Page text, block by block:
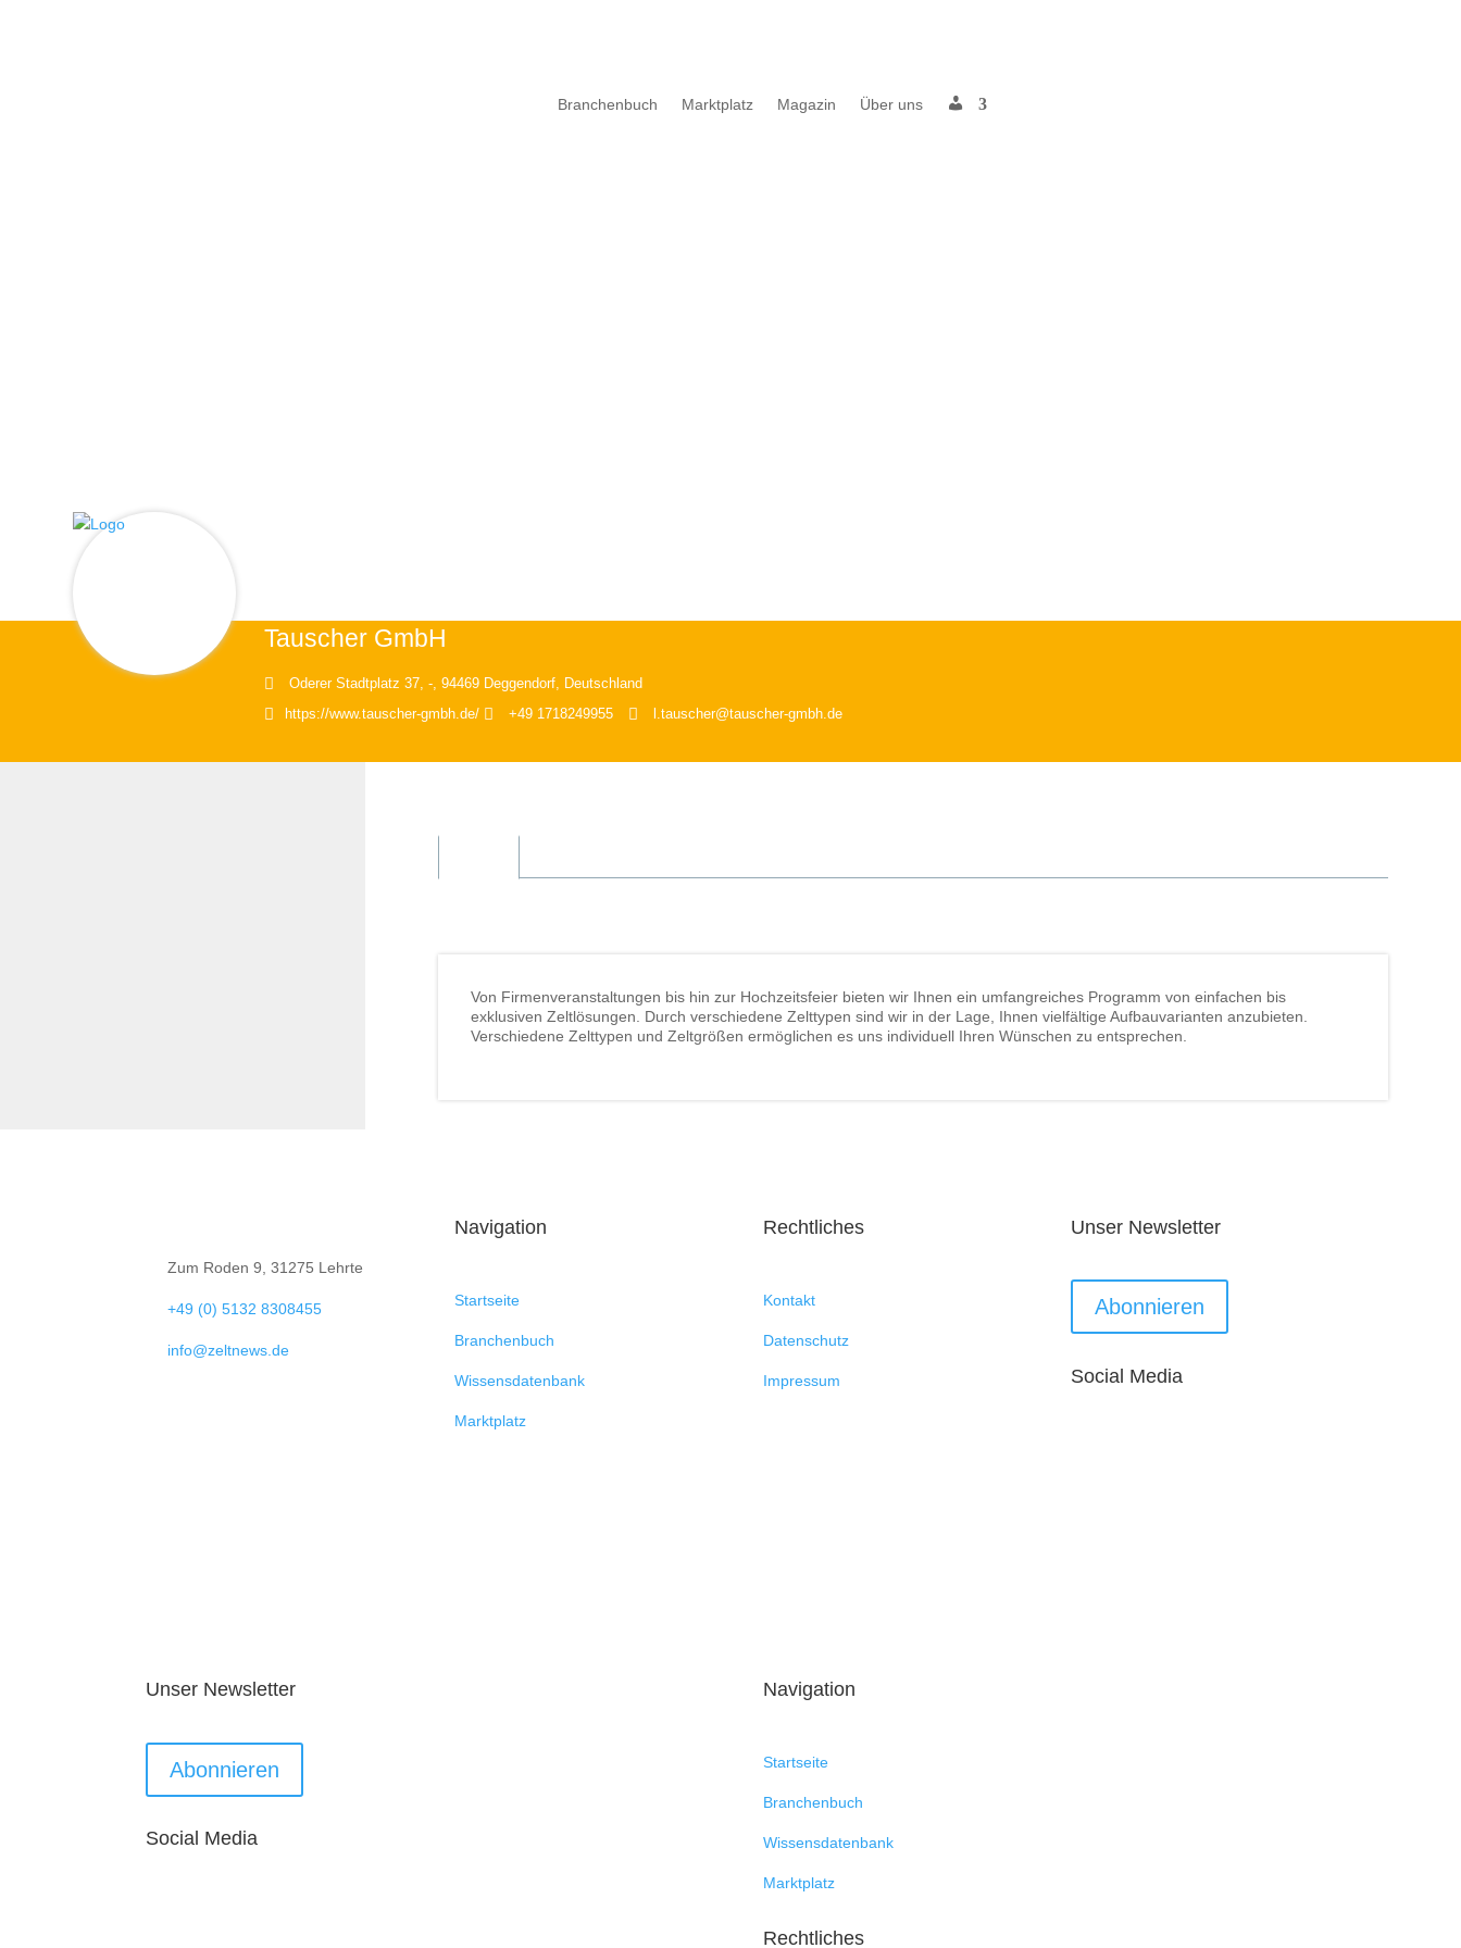
Branchenbuch Marktplatz Magazin Über uns
Tauscher GmbH
Oderer Stadtplatz 37, -, 94469 Deggendorf, Deutschland
https://www.tauscher-gmbh.de/
+49 1718249955 l.tauscher@tauscher-gmbh.de
Von Firmenveranstaltungen bis hin zur Hochzeitsfeier bieten wir Ihnen ein umfangreiches Programm von einfachen bis
exklusiven Zeltlösungen. Durch verschiedene Zelttypen sind wir in der Lage, Ihnen vielfältige Aufbauvarianten anzubieten.
Verschiedene Zelttypen und Zeltgrößen ermöglichen es uns individuell Ihren Wünschen zu entsprechen.
Zum Roden 9, 31275 Lehrte
+49 (0) 5132 8308455
info@zeltnews.de
Navigation
Startseite
Branchenbuch
Wissensdatenbank
Marktplatz
Rechtliches
Kontakt
Datenschutz
Impressum
Unser Newsletter
Abonnieren
Social Media
Unser Newsletter
Abonnieren
Social Media
Navigation
Startseite
Branchenbuch
Wissensdatenbank
Marktplatz
Rechtliches